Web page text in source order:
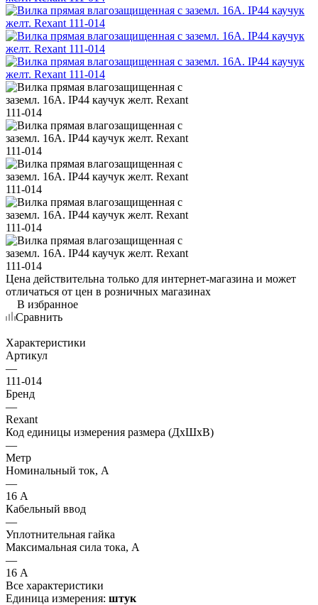
Цена действительна только для интернет-магазина и может
отличаться от цен в розничных магазинах
В избранное
Сравнить
Характеристики
Артикул
—
111-014
Бренд
—
Rexant
Код единицы измерения размера (ДхШхВ)
—
Метр
Номинальный ток, А
—
16 А
Кабельный ввод
—
Уплотнительная гайка
Максимальная сила тока, А
—
16 А
Все характеристики
Единица измерения: штук